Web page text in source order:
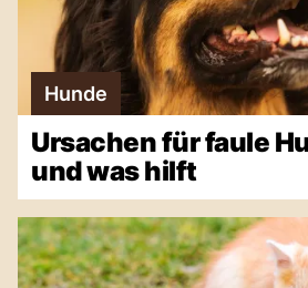
Hunde
Ursachen für faule
und was hilft